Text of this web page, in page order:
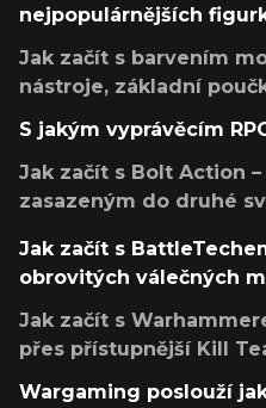
nejpopulárnějších
Jak začít s barvením
nástroje, základní
S jakým vyprávěcím
Jak začít s Bolt Action
zasazeným do druhé
Jak začít s
obrovitých válečných
Jak začít s
přes přístupnější Kill
Wargaming poslouží